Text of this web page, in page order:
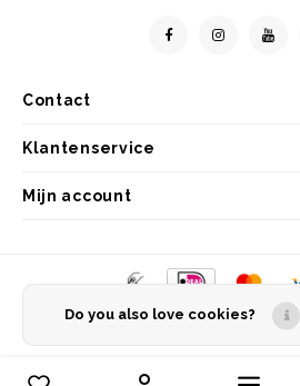
Contact
Klantenservice
Mijn account
© Copyright 2026 Entrepôt Holland -
Vergelijk producten
Do you also love cookies?